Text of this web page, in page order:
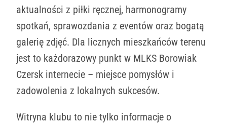
aktualności z piłki ręcznej, harmonogramy
spotkań, sprawozdania z eventów oraz bogatą
galerię zdjęć. Dla licznych mieszkańców terenu
jest to każdorazowy punkt w MLKS Borowiak
Czersk internecie – miejsce pomysłów i
zadowolenia z lokalnych sukcesów.
Witryna klubu to nie tylko informacje o